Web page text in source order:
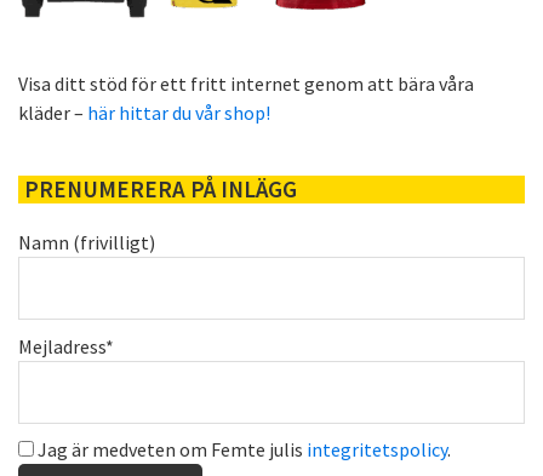
Visa ditt stöd för ett fritt internet genom att bära våra
kläder – här hittar du vår shop!
PRENUMERERA PÅ INLÄGG
Namn (frivilligt)
Mejladress*
Jag är medveten om Femte julis integritetspolicy.